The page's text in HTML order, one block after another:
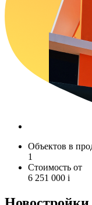
Объектов в
1
Стоимость от
6 251 000 i